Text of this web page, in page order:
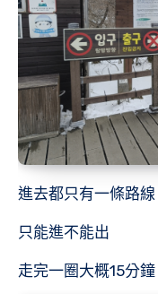
進去都只有一條路線
只能進不能出
走完一圈大概15分鐘